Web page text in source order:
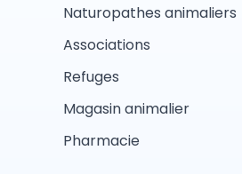
Naturopathes animaliers
Associations
Refuges
Magasin animalier
Pharmacie